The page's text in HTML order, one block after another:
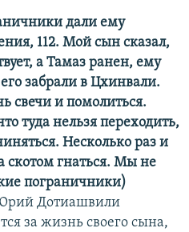
дали ему
112. Мой сын сказал,
а Тамаз ранен, ему
забрали в Цхинвали.
свечи и помолиться.
туда нельзя переходить,
Несколько раз и
скотом гнаться. Мы не
пограничники)
Дотиашвили
за жизнь своего сына,